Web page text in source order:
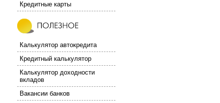
Кредитные карты
Калькулятор автокредита
Кредитный калькулятор
Калькулятор доходности
вкладов
Вакансии банков